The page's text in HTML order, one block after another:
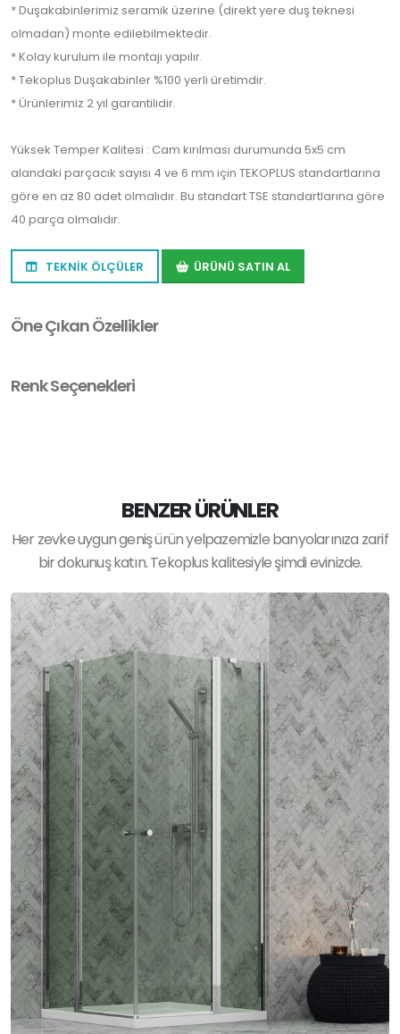
* Duşakabinlerimiz seramik üzerine (direkt yere duş teknesi
olmadan) monte edilebilmektedir.
* Kolay kurulum ile montajı yapılır.
* Tekoplus Duşakabinler %100 yerli üretimdir.
* Ürünlerimiz 2 yıl garantilidir.
Yüksek Temper Kalitesi : Cam kırılması durumunda 5x5 cm
alandaki parçacık sayısı 4 ve 6 mm için TEKOPLUS standartlarına
göre en az 80 adet olmalıdır. Bu standart TSE standartlarına göre
40 parça olmalıdır.
TEKNİK ÖLÇÜLER ÜRÜNÜ SATIN AL
Öne Çıkan Özellikler
Renk Seçenekleri
BENZER ÜRÜNLER
Her zevke uygun geniş ürün yelpazemizle banyolarınıza zarif
bir dokunuş katın. Tekoplus kalitesiyle şimdi evinizde.